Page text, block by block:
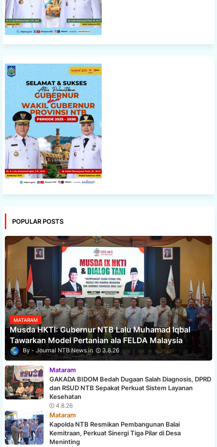
POPULAR POSTS
MATARAM
Musda HKTI: Gubernur NTB Lalu Muhamad Iqbal
Tawarkan Model Pertanian ala FELDA Malaysia
Journal NTB News 3.8.26
Mataram
GAKADA BIDOM Bedah Dugaan Salah Diagnosis, DPRD
dan RSUD NTB Sepakat Perkuat Sistem Layanan
Kesehatan
4.8.26
Mataram
Kapolda NTB Resmikan Pembangunan Balai
Kemitraan, Perkuat Sinergi Tiga Pilar di Desa
Meninting